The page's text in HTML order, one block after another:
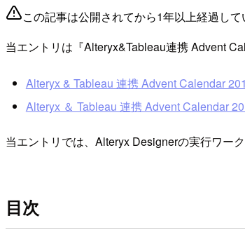
この記事は公開されてから1年以上経過し
当エントリは『Alteryx&Tableau連携 Advent
Alteryx & Tableau 連携 Advent Calendar
Alteryx ＆ Tableau 連携 Advent Calendar
当エントリでは、Alteryx Designerの実行ワー
目次